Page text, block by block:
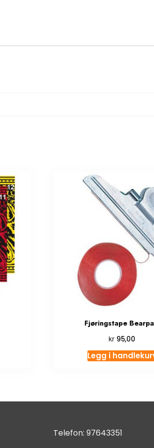
Fjøringstape
kr 95,00
Legg i
Telefon: 97643351